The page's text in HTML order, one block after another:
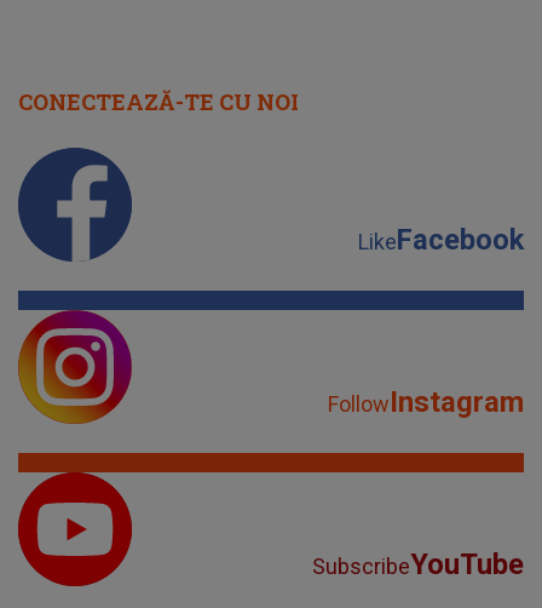
CONECTEAZĂ-TE CU NOI
LikeFacebook
FollowInstagram
SubscribeYouTube